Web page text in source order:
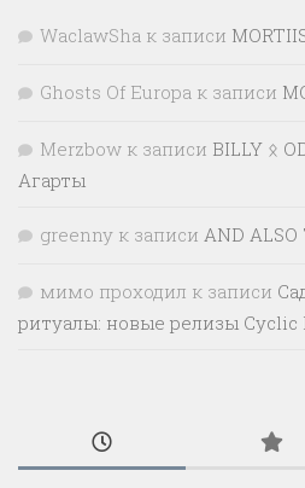
WaclawSha к записи
Ghosts Of Europa к записи
Merzbow к записи BILLY ᛟ
Агарты
greenny к записи AND ALSO
мимо проходил к записи
ритуалы: новые релизы Cyclic